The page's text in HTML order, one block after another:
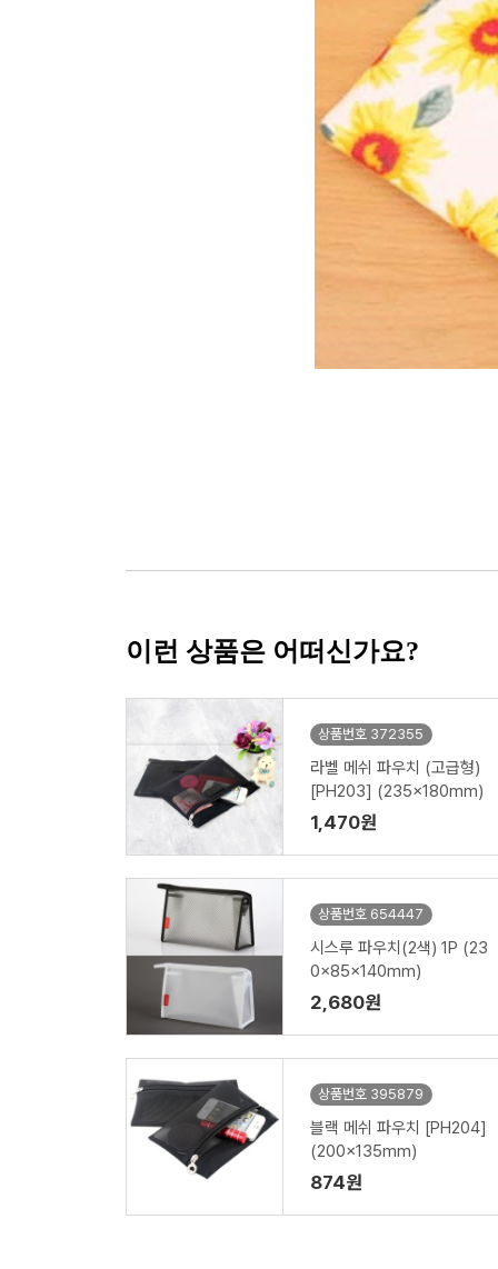
이런 상품은 어떠신가요?
상품번호 372355
라벨 메쉬 파우치 (고급형)
[PH203] (235x180mm)
1,470원
상품번호 654447
시스루 파우치(2색) 1P (23
0x85x140mm)
2,680원
상품번호 395879
블랙 메쉬 파우치 [PH204]
(200x135mm)
874원